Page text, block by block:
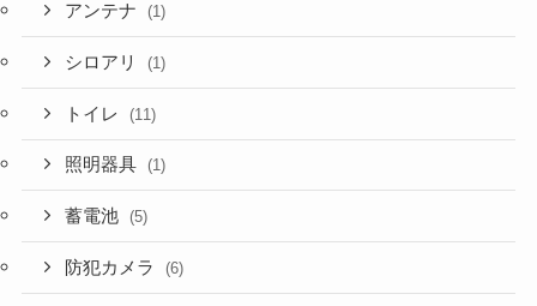
アンテナ (1)
シロアリ (1)
トイレ (11)
照明器具 (1)
蓄電池 (5)
防犯カメラ (6)